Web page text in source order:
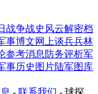
战争战史风云解密档
事博文网上谈兵兵林
参考消息 防务评析军
事历史图片陆军图库
- 联系我们 - 球探